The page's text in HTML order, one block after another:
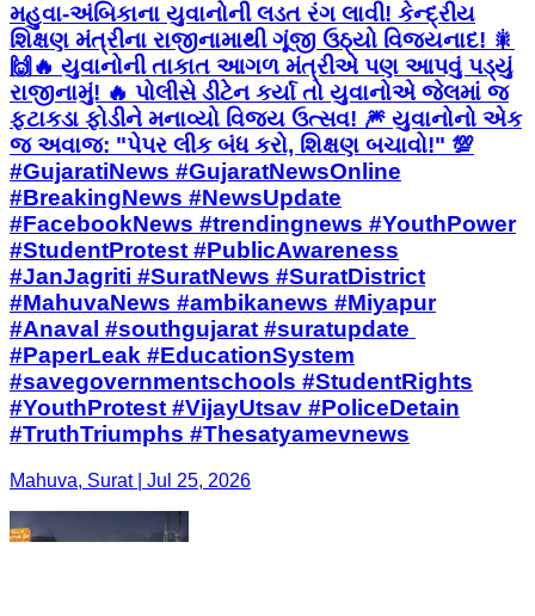
મહુવા-અંબિકાના યુવાનોની લડત રંગ લાવી! કેન્દ્રીય
શિક્ષણ મંત્રીના રાજીનામાથી ગૂંજી ઉઠ્યો વિજયનાદ! 🎇
🙌 ​🔥 યુવાનોની તાકાત આગળ મંત્રીએ પણ આપવું પડ્યું
રાજીનામું! 🔥 પોલીસે ડીટેન કર્યા તો યુવાનોએ જેલમાં જ
ફટાકડા ફોડીને મનાવ્યો વિજય ઉત્સવ! 🎆 યુવાનોનો એક
જ અવાજ: "પેપર લીક બંધ કરો, શિક્ષણ બચાવો!" 💯 ​
#GujaratiNews #GujaratNewsOnline
#BreakingNews #NewsUpdate
#FacebookNews #trendingnews #YouthPower
#StudentProtest #PublicAwareness
#JanJagriti #SuratNews #SuratDistrict
#MahuvaNews #ambikanews #Miyapur
#Anaval #southgujarat #suratupdate ​
#PaperLeak #EducationSystem
#savegovernmentschools #StudentRights
#YouthProtest #VijayUtsav #PoliceDetain
#TruthTriumphs #Thesatyamevnews
Mahuva, Surat | Jul 25, 2026